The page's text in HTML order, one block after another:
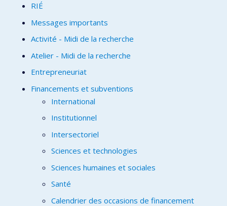
RIÉ
Messages importants
Activité - Midi de la recherche
Atelier - Midi de la recherche
Entrepreneuriat
Financements et subventions
International
Institutionnel
Intersectoriel
Sciences et technologies
Sciences humaines et sociales
Santé
Calendrier des occasions de financement